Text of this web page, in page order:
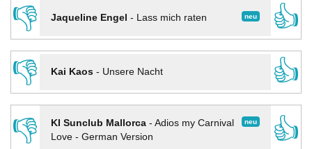
👎
neu
Jaqueline Engel - Lass mich raten
👍
👎
Kai Kaos- Unsere Nacht
👍
👎
neu
KI Sunclub Mallorca- Adios my Carnival
Love - German Version
👍